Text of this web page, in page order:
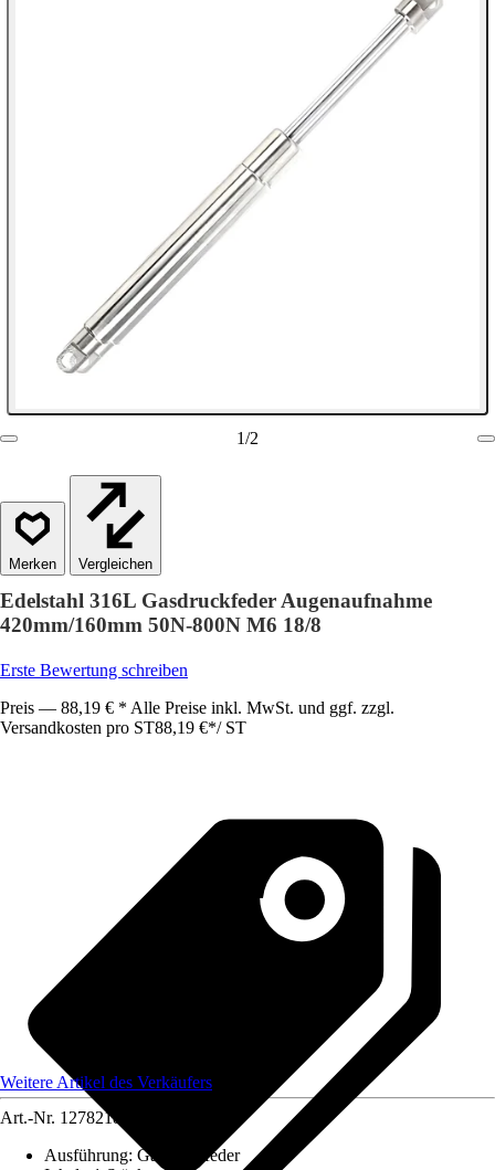
1/2
Vergleichen
Edelstahl 316L Gasdruckfeder Augenaufnahme
420mm/160mm 50N-800N M6 18/8
Erste Bewertung schreiben
Preis — 88,19 € * Alle Preise inkl. MwSt. und ggf. zzgl.
Versandkosten pro ST88,19 €*/ ST
Weitere Artikel des Verkäufers
Art.-Nr. 12782189
Ausführung: Gasdruckfeder